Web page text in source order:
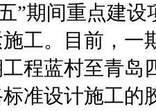
”期间重点建
工。目前，一
程蓝村至青岛
准设计施工的